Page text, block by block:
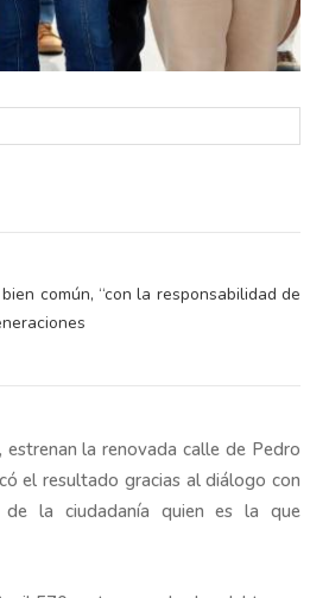
común, “con la responsabilidad de
la renovada calle de Pedro
el resultado gracias al diálogo con
de la ciudadanía quien es la que